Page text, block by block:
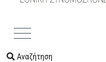
Αναζήτηση